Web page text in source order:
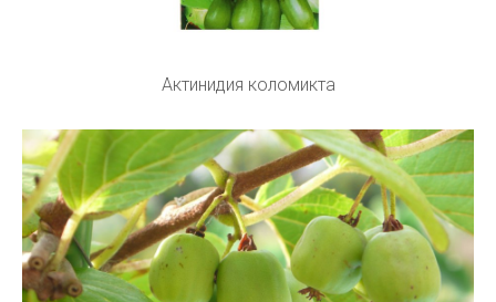
Актинидия коломикта